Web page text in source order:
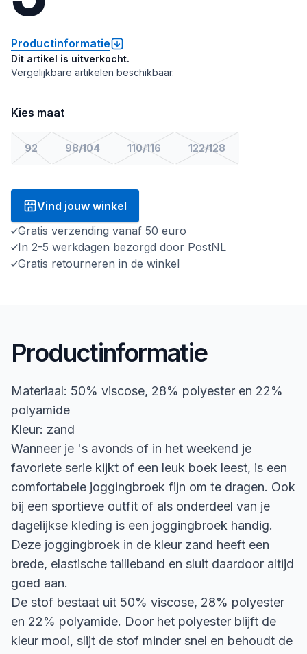
Productinformatie
Dit artikel is uitverkocht.
Vergelijkbare artikelen beschikbaar.
Kies maat
92 98/104 110/116 122/128
Vind jouw winkel
Gratis verzending vanaf 50 euro
In 2-5 werkdagen bezorgd door PostNL
Gratis retourneren in de winkel
Productinformatie
Materiaal: 50% viscose, 28% polyester en 22%
polyamide
Kleur: zand
Wanneer je 's avonds of in het weekend je
favoriete serie kijkt of een leuk boek leest, is een
comfortabele joggingbroek fijn om te dragen. Ook
bij een sportieve outfit of als onderdeel van je
dagelijkse kleding is een joggingbroek handig.
Deze joggingbroek in de kleur zand heeft een
brede, elastische tailleband en sluit daardoor altijd
goed aan.
De stof bestaat uit 50% viscose, 28% polyester
en 22% polyamide. Door het polyester blijft de
kleur mooi, slijt de stof minder snel en behoudt de